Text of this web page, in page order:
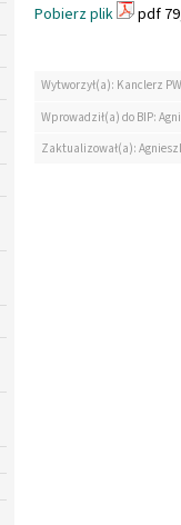
Pobierz plik
pdf
Wytworzył(a): Kanclerz PW
Wprowadził(a) do BIP:
Zaktualizował(a):